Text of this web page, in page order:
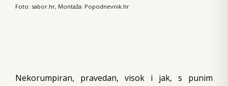
Foto: sabor.hr, Montaža: Popodnevnik.hr
Nekorumpiran, pravedan, visok i jak, s punim